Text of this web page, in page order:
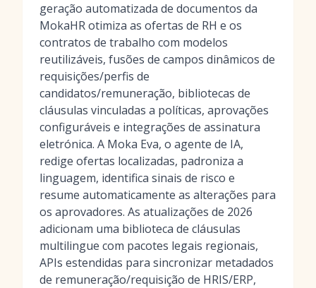
geração automatizada de documentos da
MokaHR otimiza as ofertas de RH e os
contratos de trabalho com modelos
reutilizáveis, fusões de campos dinâmicos de
requisições/perfis de
candidatos/remuneração, bibliotecas de
cláusulas vinculadas a políticas, aprovações
configuráveis e integrações de assinatura
eletrónica. A Moka Eva, o agente de IA,
redige ofertas localizadas, padroniza a
linguagem, identifica sinais de risco e
resume automaticamente as alterações para
os aprovadores. As atualizações de 2026
adicionam uma biblioteca de cláusulas
multilingue com pacotes legais regionais,
APIs estendidas para sincronizar metadados
de remuneração/requisição de HRIS/ERP,